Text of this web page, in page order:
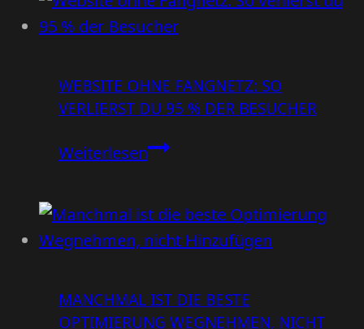
Priorität
–
du
den
Unterschied
erkennst
WEBSITE OHNE FANGNETZ: SO
VERLIERST DU 95 % DER BESUCHER
WeiterlesenWebsite
So
verlierst
95
MANCHMAL IST DIE BESTE
OPTIMIERUNG WEGNEHMEN, NICHT